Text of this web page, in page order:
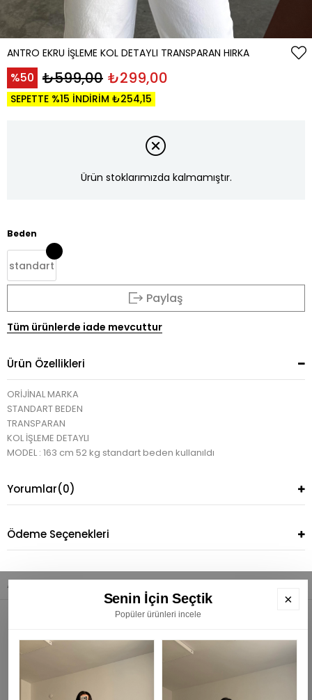
ANTRO EKRU İŞLEME KOL DETAYLI TRANSPARAN HIRKA
50 ₺599,00 ₺299,00
SEPETTE %15 İNDİRİM ₺254,15
Ürün stoklarımızda kalmamıştır.
Beden
standart
Paylaş
Tüm ürünlerde iade mevcuttur
Ürün Özellikleri
ORİJİNAL MARKA
STANDART BEDEN
TRANSPARAN
KOL İŞLEME DETAYLI
MODEL : 163 cm 52 kg standart beden kullanıldı
Yorumlar(0)
Ödeme Seçenekleri
Anasayfa
Senin İçin Seçtik
Popüler ürünleri incele
×